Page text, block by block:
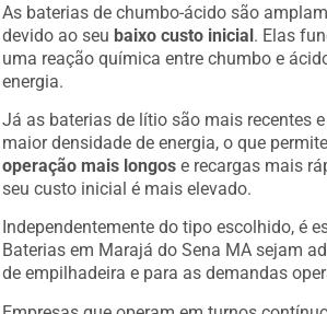
As baterias de chumbo-ácido são
devido ao seu baixo custo inicial. Elas
uma reação química entre chumbo e
energia.
Já as baterias de lítio são mais recentes
maior densidade de energia, o que
operação mais longos e recargas mais
seu custo inicial é mais elevado.
Independentemente do tipo escolhido, é
Baterias em Marajá do Sena MA sejam
de empilhadeira e para as demandas